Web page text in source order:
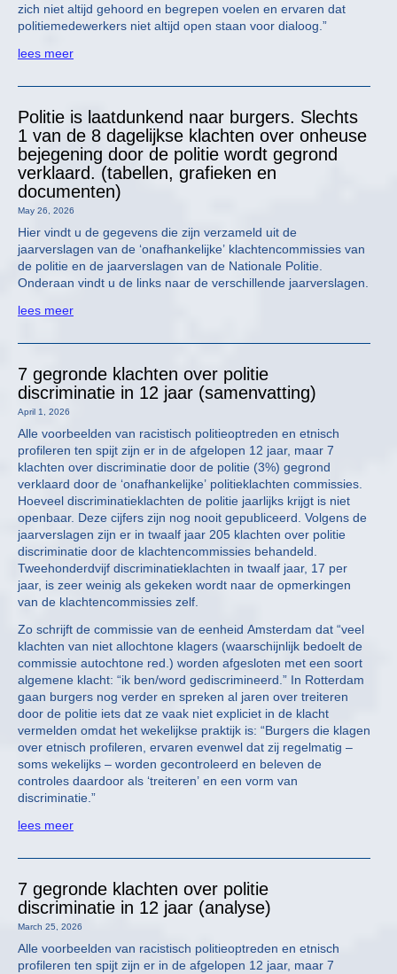
zich niet altijd gehoord en begrepen voelen en ervaren dat
politiemedewerkers niet altijd open staan voor dialoog.”
lees meer
Politie is laatdunkend naar burgers. Slechts
1 van de 8 dagelijkse klachten over onheuse
bejegening door de politie wordt gegrond
verklaard. (tabellen, grafieken en
documenten)
May 26, 2026
Hier vindt u de gegevens die zijn verzameld uit de
jaarverslagen van de ‘onafhankelijke’ klachtencommissies van
de politie en de jaarverslagen van de Nationale Politie.
Onderaan vindt u de links naar de verschillende jaarverslagen.
lees meer
7 gegronde klachten over politie
discriminatie in 12 jaar (samenvatting)
April 1, 2026
Alle voorbeelden van racistisch politieoptreden en etnisch
profileren ten spijt zijn er in de afgelopen 12 jaar, maar 7
klachten over discriminatie door de politie (3%) gegrond
verklaard door de ‘onafhankelijke’ politieklachten commissies.
Hoeveel discriminatieklachten de politie jaarlijks krijgt is niet
openbaar. Deze cijfers zijn nog nooit gepubliceerd. Volgens de
jaarverslagen zijn er in twaalf jaar 205 klachten over politie
discriminatie door de klachtencommissies behandeld.
Tweehonderdvijf discriminatieklachten in twaalf jaar, 17 per
jaar, is zeer weinig als gekeken wordt naar de opmerkingen
van de klachtencommissies zelf.
Zo schrijft de commissie van de eenheid Amsterdam dat “veel
klachten van niet allochtone klagers (waarschijnlijk bedoelt de
commissie autochtone red.) worden afgesloten met een soort
algemene klacht: “ik ben/word gediscrimineerd.” In Rotterdam
gaan burgers nog verder en spreken al jaren over treiteren
door de politie iets dat ze vaak niet expliciet in de klacht
vermelden omdat het wekelijkse praktijk is: “Burgers die klagen
over etnisch profileren, ervaren evenwel dat zij regelmatig –
soms wekelijks – worden gecontroleerd en beleven de
controles daardoor als ‘treiteren’ en een vorm van
discriminatie.”
lees meer
7 gegronde klachten over politie
discriminatie in 12 jaar (analyse)
March 25, 2026
Alle voorbeelden van racistisch politieoptreden en etnisch
profileren ten spijt zijn er in de afgelopen 12 jaar, maar 7